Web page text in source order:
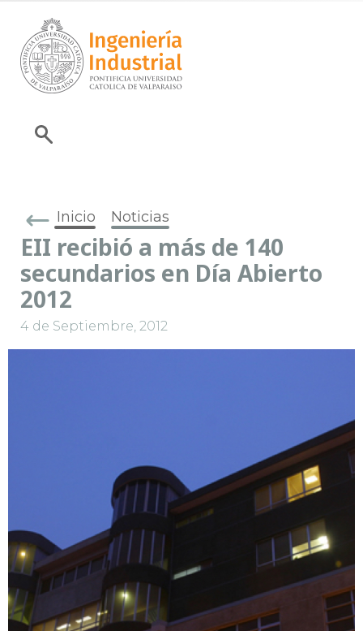
Inicio Noticias
EII recibió a más de 140
secundarios en Día Abierto
2012
4 de Septiembre, 2012